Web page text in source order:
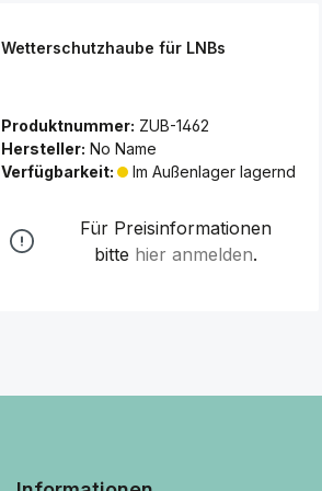
Wetterschutzhaube für LNBs
Produktnummer: ZUB-1462
Hersteller: No Name
Verfügbarkeit:
Im Außenlager lagernd
Für Preisinformationen
bitte hier anmelden.